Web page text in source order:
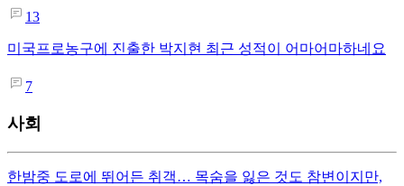
13
미국프로농구에 진출한 박지현 최근 성적이 어마어마하네요
7
사회
한밤중 도로에 뛰어든 취객… 목숨을 잃은 것도 참변이지만,